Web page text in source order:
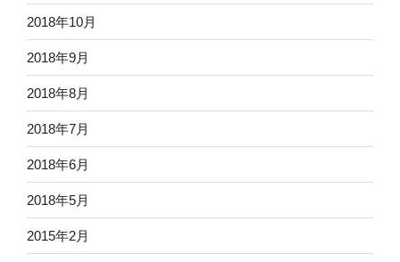
2018年10月
2018年9月
2018年8月
2018年7月
2018年6月
2018年5月
2015年2月